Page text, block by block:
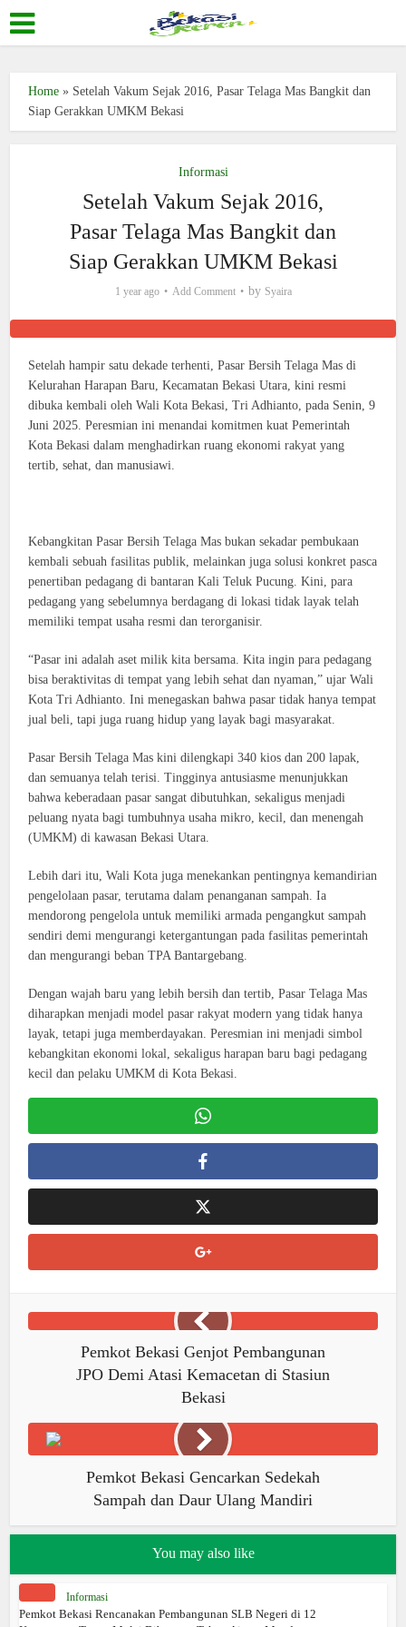
Home » Setelah Vakum Sejak 2016, Pasar Telaga Mas Bangkit dan
Siap Gerakkan UMKM Bekasi
Informasi
Setelah Vakum Sejak 2016,
Pasar Telaga Mas Bangkit dan
Siap Gerakkan UMKM Bekasi
1 year ago Add Comment by Syaira
Setelah hampir satu dekade terhenti, Pasar Bersih Telaga Mas di
Kelurahan Harapan Baru, Kecamatan Bekasi Utara, kini resmi
dibuka kembali oleh Wali Kota Bekasi, Tri Adhianto, pada Senin, 9
Juni 2025. Peresmian ini menandai komitmen kuat Pemerintah
Kota Bekasi dalam menghadirkan ruang ekonomi rakyat yang
tertib, sehat, dan manusiawi.
Kebangkitan Pasar Bersih Telaga Mas bukan sekadar pembukaan
kembali sebuah fasilitas publik, melainkan juga solusi konkret pasca
penertiban pedagang di bantaran Kali Teluk Pucung. Kini, para
pedagang yang sebelumnya berdagang di lokasi tidak layak telah
memiliki tempat usaha resmi dan terorganisir.
“Pasar ini adalah aset milik kita bersama. Kita ingin para pedagang
bisa beraktivitas di tempat yang lebih sehat dan nyaman,” ujar Wali
Kota Tri Adhianto. Ini menegaskan bahwa pasar tidak hanya tempat
jual beli, tapi juga ruang hidup yang layak bagi masyarakat.
Pasar Bersih Telaga Mas kini dilengkapi 340 kios dan 200 lapak,
dan semuanya telah terisi. Tingginya antusiasme menunjukkan
bahwa keberadaan pasar sangat dibutuhkan, sekaligus menjadi
peluang nyata bagi tumbuhnya usaha mikro, kecil, dan menengah
(UMKM) di kawasan Bekasi Utara.
Lebih dari itu, Wali Kota juga menekankan pentingnya kemandirian
pengelolaan pasar, terutama dalam penanganan sampah. Ia
mendorong pengelola untuk memiliki armada pengangkut sampah
sendiri demi mengurangi ketergantungan pada fasilitas pemerintah
dan mengurangi beban TPA Bantargebang.
Dengan wajah baru yang lebih bersih dan tertib, Pasar Telaga Mas
diharapkan menjadi model pasar rakyat modern yang tidak hanya
layak, tetapi juga memberdayakan. Peresmian ini menjadi simbol
kebangkitan ekonomi lokal, sekaligus harapan baru bagi pedagang
kecil dan pelaku UMKM di Kota Bekasi.
Pemkot Bekasi Genjot Pembangunan
JPO Demi Atasi Kemacetan di Stasiun
Bekasi
Pemkot Bekasi Gencarkan Sedekah
Sampah dan Daur Ulang Mandiri
You may also like
Informasi
Pemkot Bekasi Rencanakan Pembangunan SLB Negeri di 12